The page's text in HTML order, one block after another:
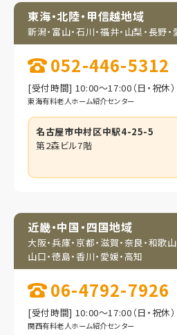
東海・北陸・甲信越地域
新潟・富山・石川・福井・ 山梨・長野・
052-446-5312
[受付時間] 10:00～17:00（日・祝休）
東海有料老人ホーム紹介センター
名古屋市中村区中駅4-25-5
第2森ビル7階
近畿・中国・四国地域
大阪・兵庫・京都・滋賀・奈良・和歌山
山口・徳島・香川・愛媛・高知
06-4792-7926
[受付時間] 10:00～17:00（日・祝休）
関西有料老人ホーム紹介センター